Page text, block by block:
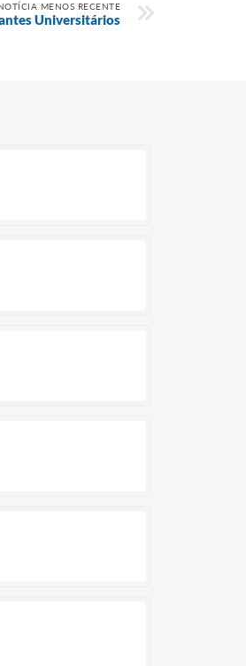
MENOS RECENTE
Universitários